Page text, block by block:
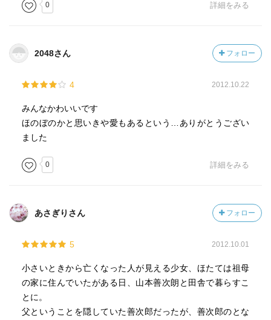
0 詳細をみる
2048さん フォロー
4 2012.10.22
みんなかわいいです
ほのぼのかと思いきや愛もあるという…ありがとうござい
ました
0 詳細をみる
あさぎりさん フォロー
5 2012.10.01
小さいときから亡くなった人が見える少女、ほたては祖母
の家に住んでいたがある日、山本善次朗と田舎で暮らすこ
とに。
父ということを隠していた善次郎だったが、善次郎のとな